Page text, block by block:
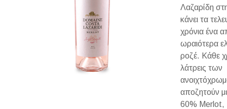
Λαζαρίδη
κάνει τα
χρόνια ένα
ωραιότερα
ροζέ. Κάθε
λάτρεις των
αποζητούν
60% Merlot,